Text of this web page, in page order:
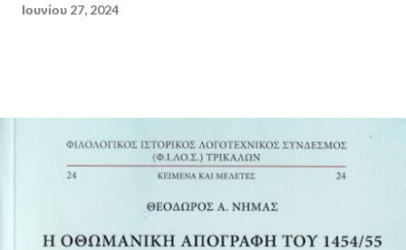
Ιουνίου 27, 2024